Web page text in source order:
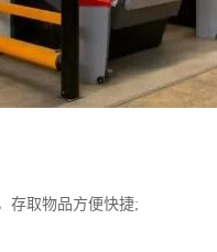
存取物品方便快捷;